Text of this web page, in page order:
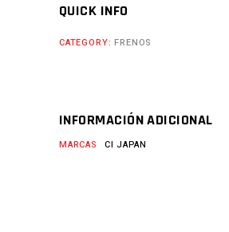
QUICK INFO
CATEGORY: FRENOS
INFORMACIÓN ADICIONAL
MARCAS CI JAPAN